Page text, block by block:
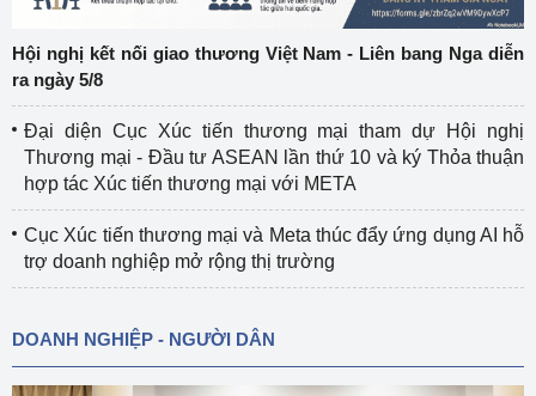
Hội nghị kết nối giao thương Việt Nam - Liên bang Nga diễn
ra ngày 5/8
Đại diện Cục Xúc tiến thương mại tham dự Hội nghị
Thương mại - Đầu tư ASEAN lần thứ 10 và ký Thỏa thuận
hợp tác Xúc tiến thương mại với META
Cục Xúc tiến thương mại và Meta thúc đẩy ứng dụng AI hỗ
trợ doanh nghiệp mở rộng thị trường
DOANH NGHIỆP - NGƯỜI DÂN